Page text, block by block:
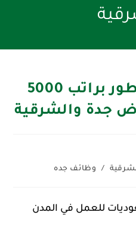
توظيف بائعات عطور براتب 5000
جدة والشرقية
/ وظائف جده
للعمل في المدن